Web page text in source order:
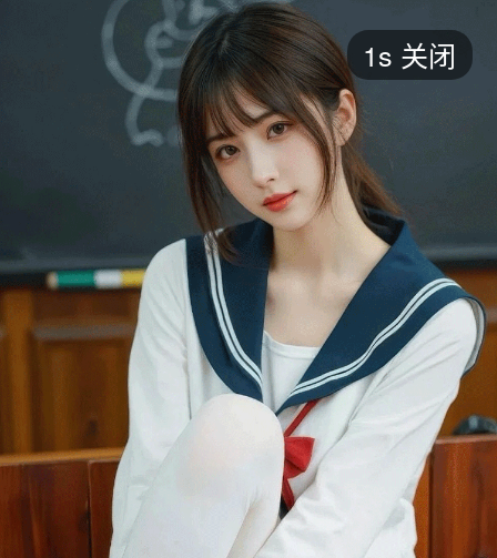
短剧
最热 添加 评分
都市 甜宠 逆袭 玄幻
2025 2024 2023 2022
全部 大陆 香港 台湾 美国 韩国 日本
1s 关闭